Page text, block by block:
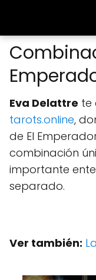
Eva Delattre te
tarots.online,
de El
combinación
importante
separado.
Ver también: